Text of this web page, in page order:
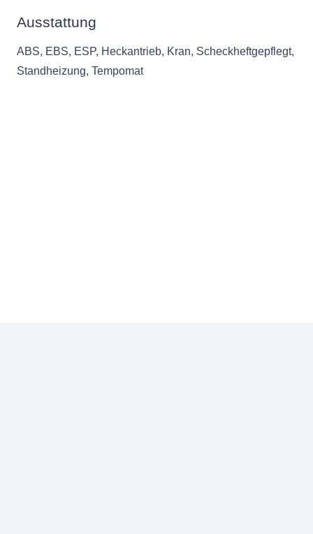
Ausstattung
ABS, EBS, ESP, Heckantrieb, Kran, Scheckheftgepflegt,
Standheizung, Tempomat